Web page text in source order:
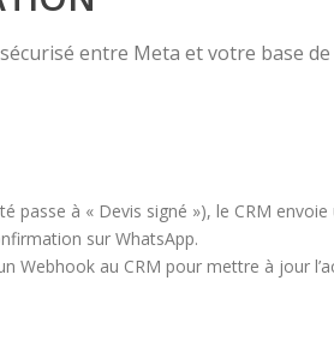
entre Meta et votre base de
passe à « Devis signé »), le CRM
sur WhatsApp.
Webhook au CRM pour mettre à jour